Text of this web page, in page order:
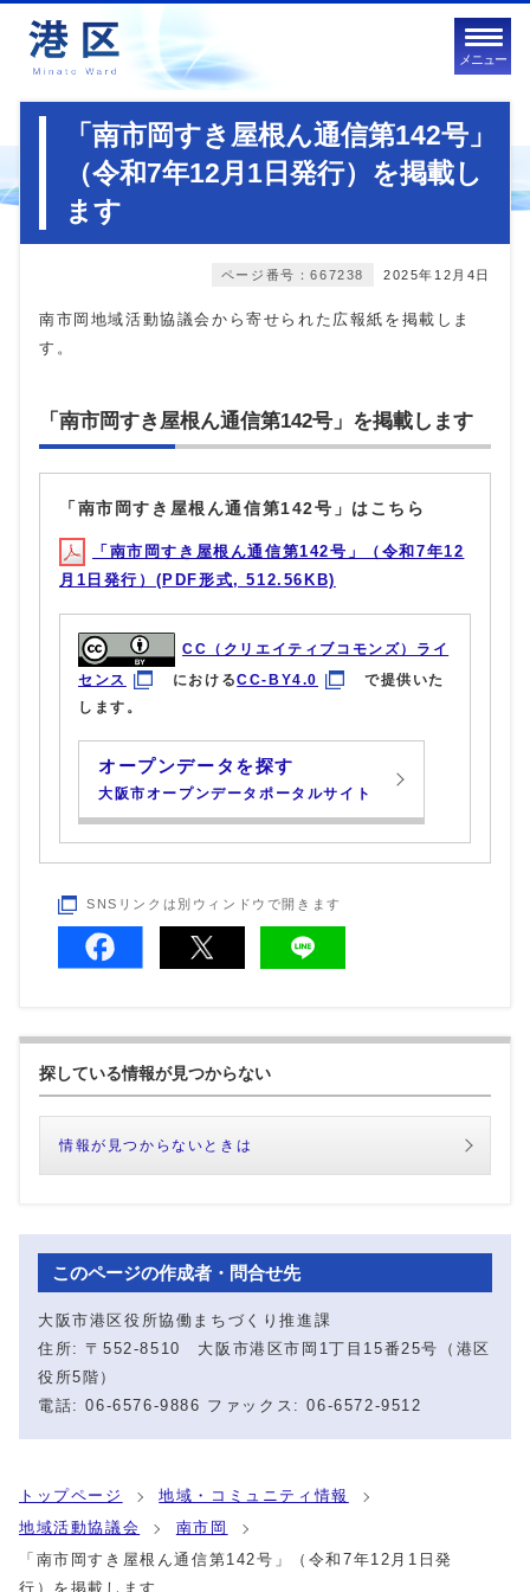
メニュー
「南市岡すき屋根ん通信第142号」
（令和7年12月1日発行）を掲載し
ます
2025年12月4日
ページ番号：667238
南市岡地域活動協議会から寄せられた広報紙を掲載しま
す。
「南市岡すき屋根ん通信第142号」を掲載します
「南市岡すき屋根ん通信第142号」はこちら
「南市岡すき屋根ん通信第142号」（令和7年12
月1日発行）(PDF形式, 512.56KB)
CC（クリエイティブコモンズ）ライ
センス
におけるCC-BY4.0
で提供いた
します。
オープンデータを探す
大阪市オープンデータポータルサイト
SNSリンクは別ウィンドウで開きます
探している情報が見つからない
情報が見つからないときは
このページの作成者・問合せ先
大阪市港区役所協働まちづくり推進課
住所: 〒552-8510 大阪市港区市岡1丁目15番25号（港区
役所5階）
電話: 06-6576-9886 ファックス: 06-6572-9512
トップページ
地域・コミュニティ情報
地域活動協議会
南市岡
「南市岡すき屋根ん通信第142号」（令和7年12月1日発
行）を掲載します